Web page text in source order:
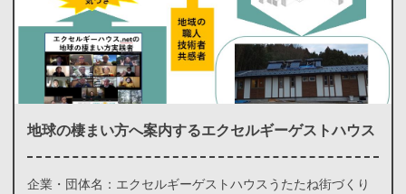
地球の棲まい方へ案内するエクセルギーゲストハウス
企業・団体名：エクセルギーゲストハウスうたたね街づくり